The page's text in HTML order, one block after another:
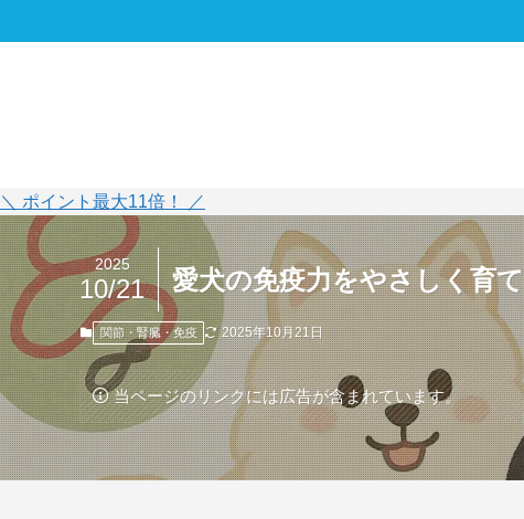
＼ ポイント最大11倍！ ／
愛犬の免疫力をやさしく育
2025
10/21
関節・腎臓・免疫 2025年10月21日
当ページのリンクには広告が含まれています。